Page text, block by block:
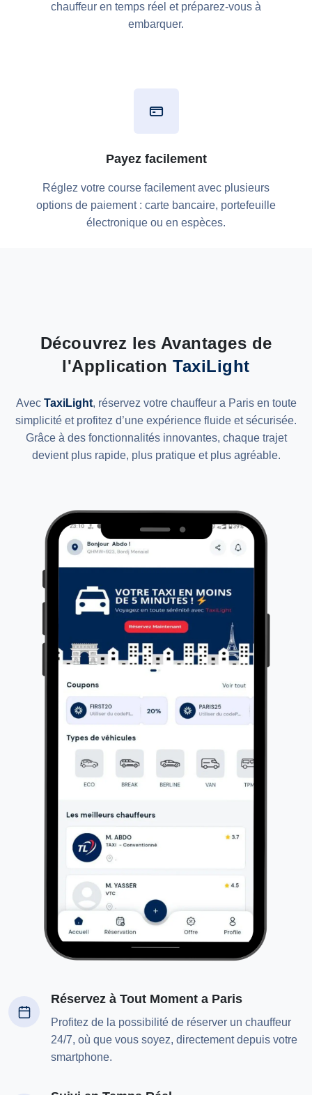
chauffeur en temps réel et préparez-vous à
embarquer.
Payez facilement
Réglez votre course facilement avec plusieurs
options de paiement : carte bancaire, portefeuille
électronique ou en espèces.
Découvrez les Avantages de
l'ApplicationTaxiLight
Avec TaxiLight, réservez votre chauffeur a Paris en toute
simplicité et profitez d’une expérience fluide et sécurisée.
Grâce à des fonctionnalités innovantes, chaque trajet
devient plus rapide, plus pratique et plus agréable.
Réservez à Tout Moment a Paris
Profitez de la possibilité de réserver un chauffeur
24/7, où que vous soyez, directement depuis votre
smartphone.